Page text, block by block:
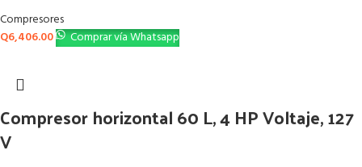
Compresores
Q6,406.00 Comprar vía Whatsapp
Compresor horizontal 60 L, 4 HP Voltaje, 127
V